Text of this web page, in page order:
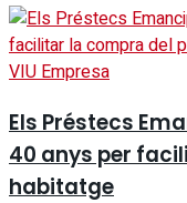
VIU Empresa
Els Préstecs
40 anys per
habitatge